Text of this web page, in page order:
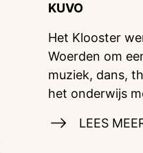
KUVO
Het Klooster
Woerden om
muziek, dans,
het onderwijs
LEES